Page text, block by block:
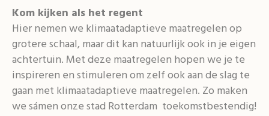
Kom kijken als het regent
Hier nemen we klimaatadaptieve maatregelen op
grotere schaal, maar dit kan natuurlijk ook in je eigen
achtertuin. Met deze maatregelen hopen we je te
inspireren en stimuleren om zelf ook aan de slag te
gaan met klimaatadaptieve maatregelen. Zo maken
we sámen onze stad Rotterdam toekomstbestendig!